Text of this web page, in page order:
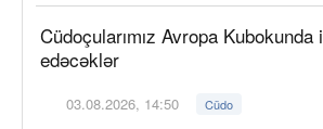
Cüdoçularımız Avropa Kubokunda
edəcəklər
03.08.2026, 14:50 Cüdo